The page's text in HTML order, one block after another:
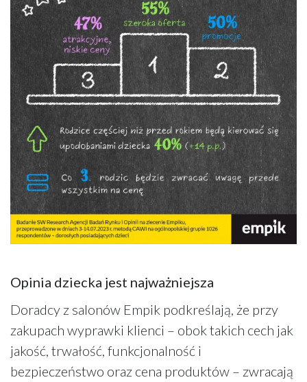
Opinia dziecka jest najważniejsza
Doradcy z salonów Empik podkreślają, że przy
zakupach wyprawki klienci – obok takich cech jak
jakość, trwałość, funkcjonalność i
bezpieczeństwo oraz cena produktów – zwracają